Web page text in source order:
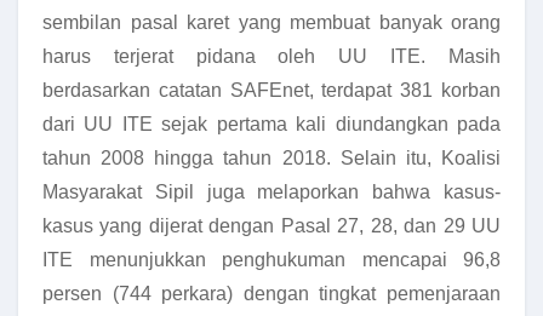
sembilan pasal karet yang membuat banyak orang
harus terjerat pidana oleh UU ITE. Masih
berdasarkan catatan SAFEnet, terdapat 381 korban
dari UU ITE sejak pertama kali diundangkan pada
tahun 2008 hingga tahun 2018. Selain itu, Koalisi
Masyarakat Sipil juga melaporkan bahwa kasus-
kasus yang dijerat dengan Pasal 27, 28, dan 29 UU
ITE menunjukkan penghukuman mencapai 96,8
persen (744 perkara) dengan tingkat pemenjaraan